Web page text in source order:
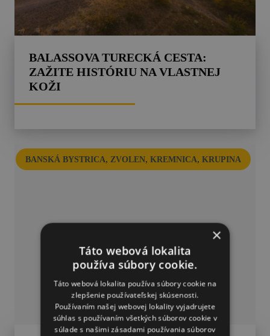
BALASSOVA TURECKÁ CESTA:
ZAŽITE HISTÓRIU NA VLASTNEJ
KOŽI
BANSKÁ BYSTRICA, ZVOLEN, KREMNICA, KRUPINA
×
Táto webová lokalita
používa súbory cookie.
Táto webová lokalita používa súbory cookie na
zlepšenie používateľskej skúsenosti.
Používaním našej webovej lokality vyjadrujete
súhlas s používaním všetkých súborov cookie v
súlade s našimi zásadami používania súborov